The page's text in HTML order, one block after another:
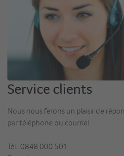
Service clients
Nous nous ferons un plaisir de
par téléphone ou courriel.
Tél.: 0848 000 501